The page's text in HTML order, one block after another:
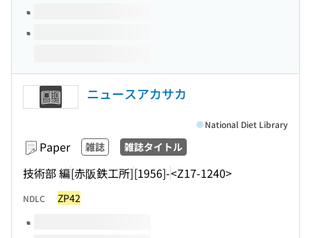
ニュースアカサカ
Paper 雑誌 雑誌タイトル
技術部 編[赤阪鉄工所][1956]-<Z17-1240>
National Diet Library
NDLC ZP42
Volumes of this title